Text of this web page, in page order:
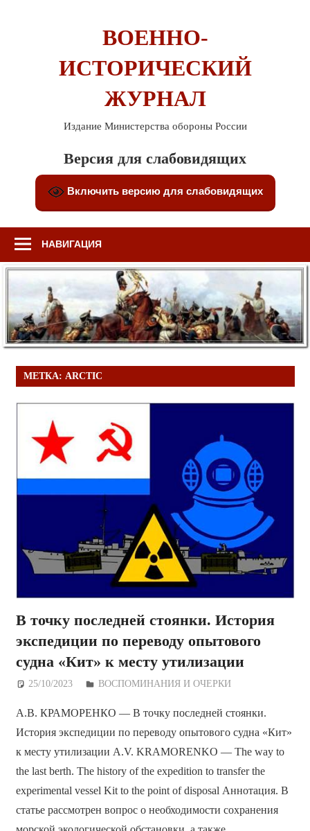
ВОЕННО-
ИСТОРИЧЕСКИЙ
ЖУРНАЛ
Издание Министерства обороны России
Версия для слабовидящих
Включить версию для слабовидящих
НАВИГАЦИЯ
МЕТКА: ARCTIC
В точку последней стоянки. История
экспедиции по переводу опытового
судна «Кит» к месту утилизации
25/10/2023 Дежурный по Редакции
ВОСПОМИНАНИЯ И ОЧЕРКИ
А.В. КРАМОРЕНКО — В точку последней стоянки.
История экспедиции по переводу опытового судна «Кит»
к месту утилизации A.V. KRAMORENKO — The way to
the last berth. The history of the expedition to transfer the
experimental vessel Kit to the point of disposal Аннотация. В
статье рассмотрен вопрос о необходимости сохранения